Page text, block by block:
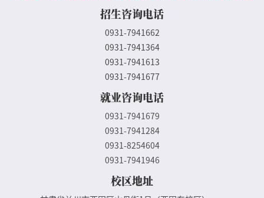
招生咨询电话
0931-7941662
0931-7941364
0931-7941613
0931-7941677
就业咨询电话
0931-7941679
0931-7941284
0931-8254604
0931-7941946
校区地址